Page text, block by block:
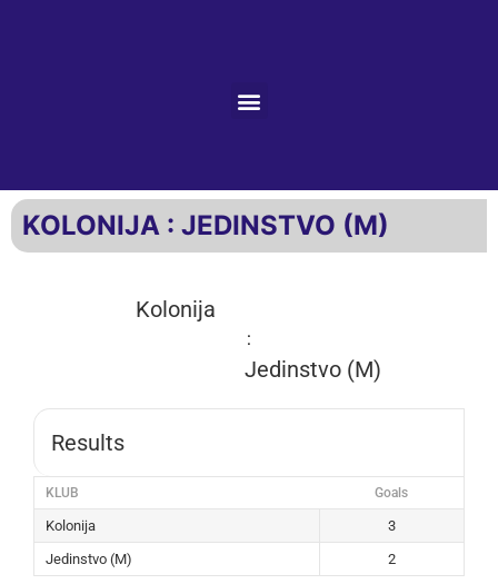
KOLONIJA : JEDINSTVO (M)
Kolonija
:
Jedinstvo (M)
Results
KLUB Goals
Kolonija
3
Jedinstvo (M)
2